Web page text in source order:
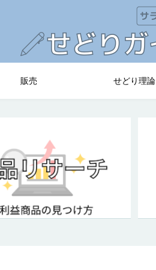
販売 せどり理論